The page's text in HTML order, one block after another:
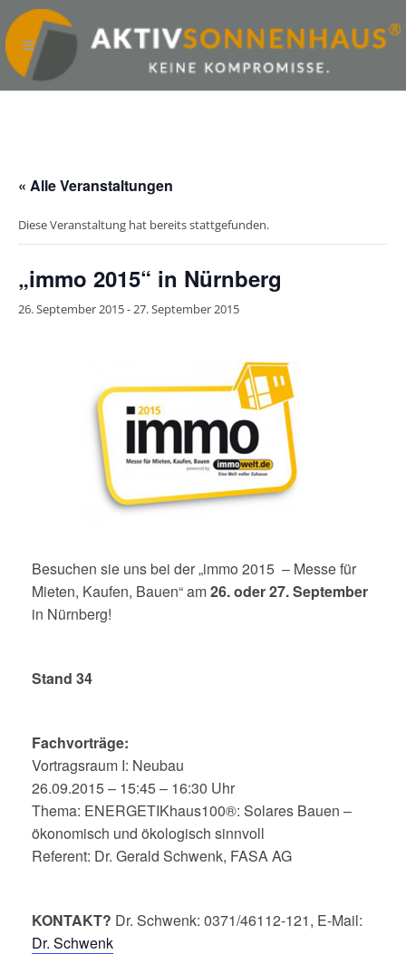
« Alle Veranstaltungen
Diese Veranstaltung hat bereits stattgefunden.
„immo 2015“ in Nürnberg
26. September 2015-27. September 2015
Besuchen sie uns bei der „immo 2015 – Messe für
Mieten, Kaufen, Bauen“ am26. oder 27. September
in Nürnberg!
Stand 34
Fachvorträge:
Vortragsraum I: Neubau
26.09.2015 – 15:45 – 16:30 Uhr
Thema: ENERGETIKhaus100®: Solares Bauen –
ökonomisch und ökologisch sinnvoll
Referent: Dr. Gerald Schwenk, FASA AG
KONTAKT? Dr. Schwenk: 0371/46112-121, E-Mail:
Dr. Schwenk